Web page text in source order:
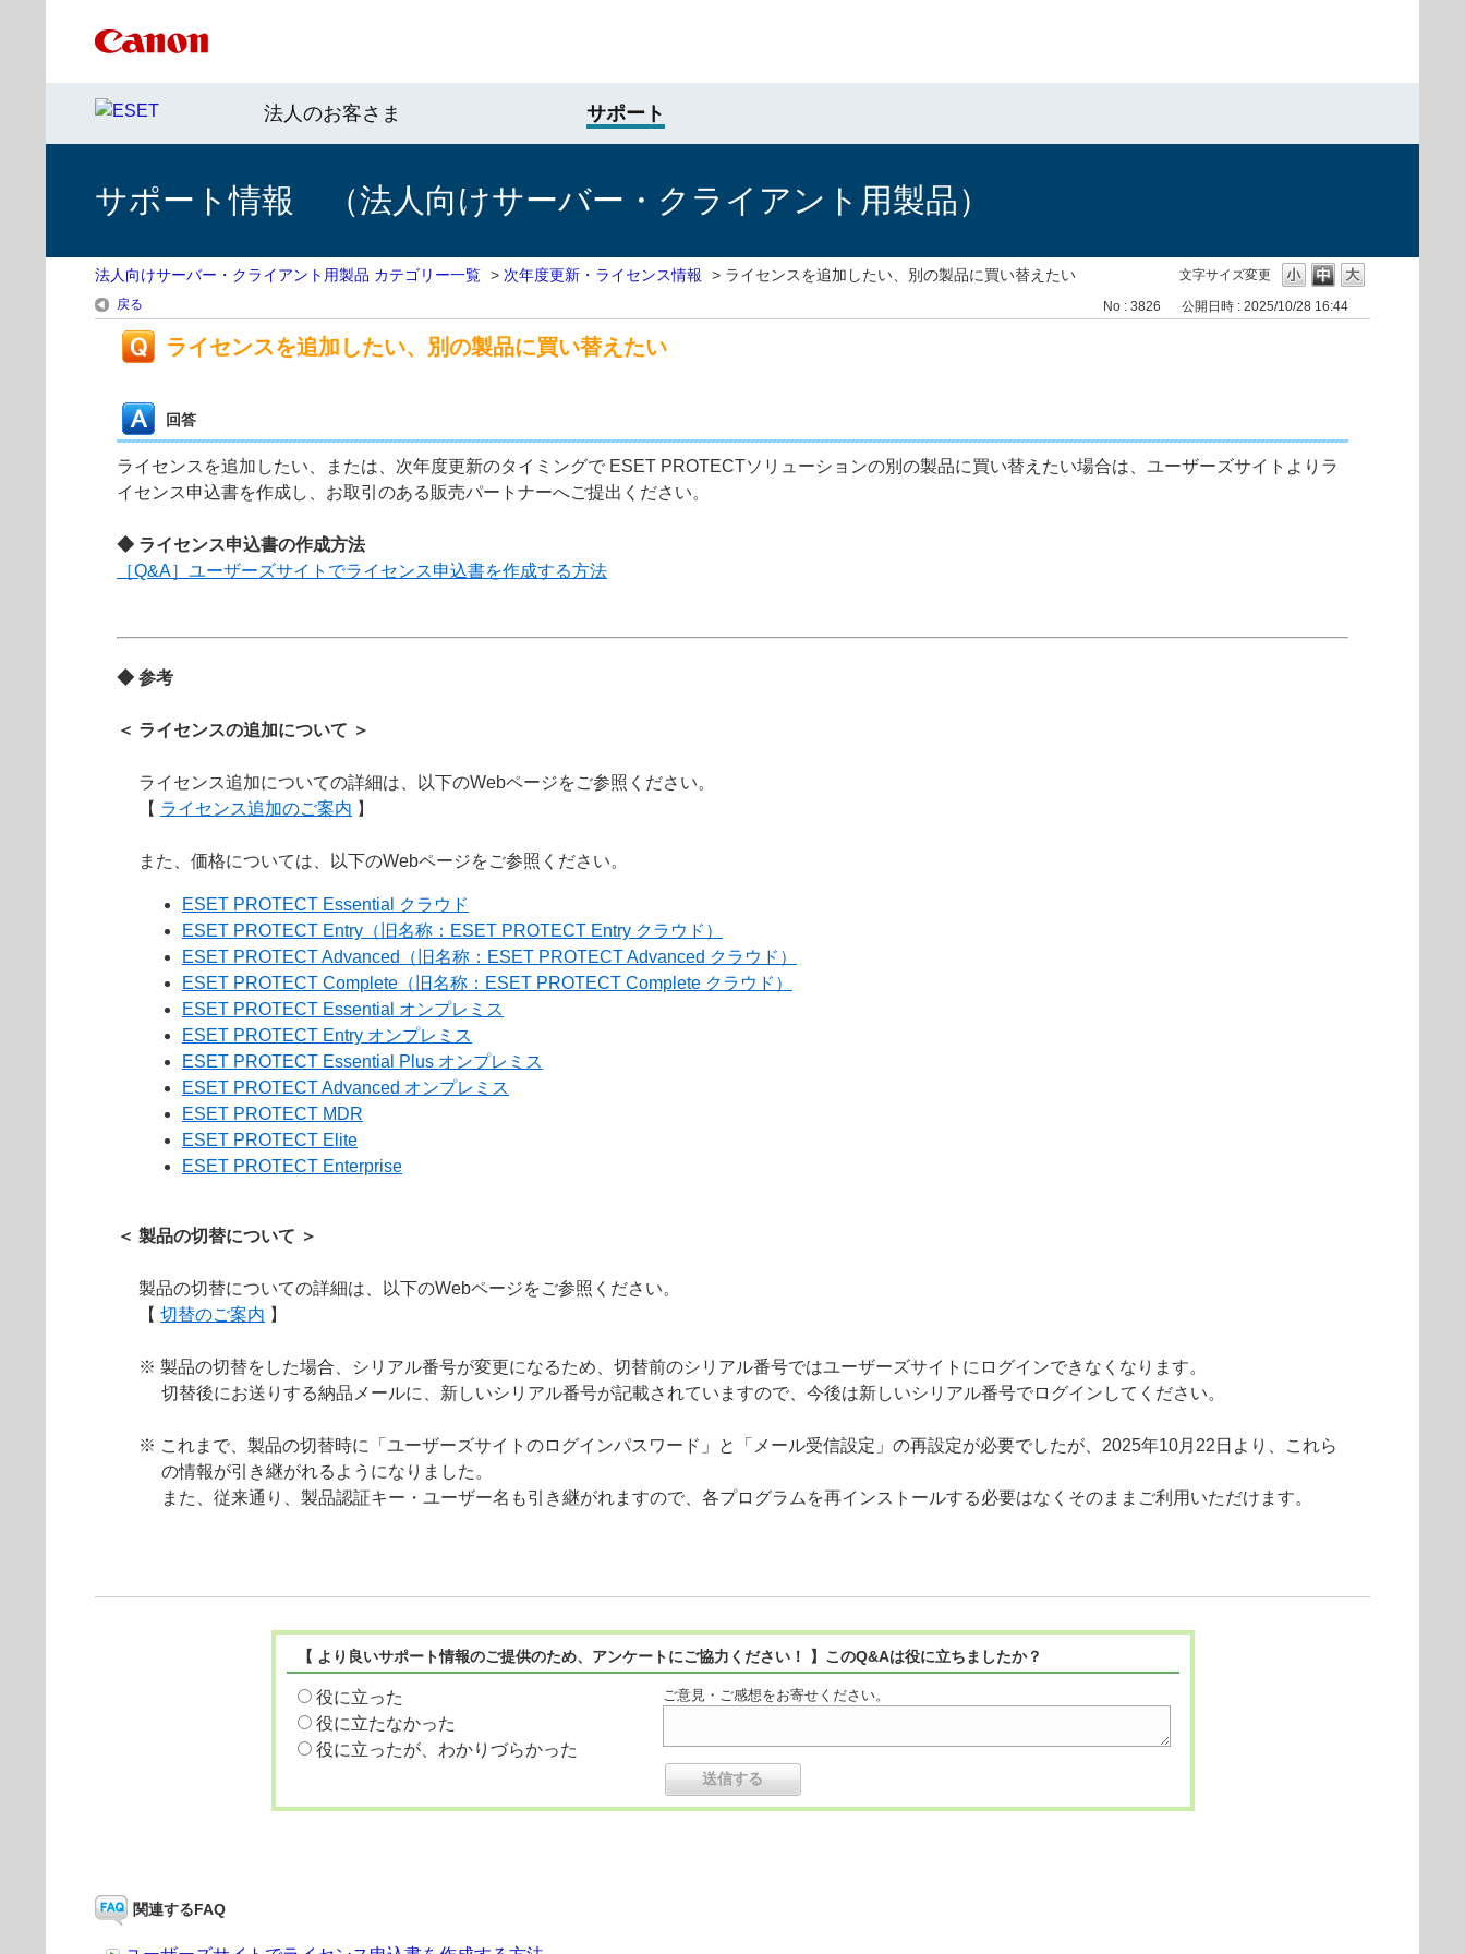
法人のお客さま サポート
サポート情報 （法人向けサーバー・クライアント用製品）
文字サイズ変更
法人向けサーバー・クライアント用製品 カテゴリー一覧 > 次年度更新・ライセンス情報 > ライセンスを追加したい、別の製品に買い替えたい
戻る No : 3826 公開日時 : 2025/10/28 16:44
ライセンスを追加したい、別の製品に買い替えたい
回答
ライセンスを追加したい、または、次年度更新のタイミングで ESET PROTECTソリューションの別の製品に買い替えたい場合は、ユーザーズサイトよりラ
イセンス申込書を作成し、お取引のある販売パートナーへご提出ください。
◆ ライセンス申込書の作成方法
［Q&A］ユーザーズサイトでライセンス申込書を作成する方法
◆ 参考
＜ ライセンスの追加について ＞
ライセンス追加についての詳細は、以下のWebページをご参照ください。
【 ライセンス追加のご案内 】
また、価格については、以下のWebページをご参照ください。
ESET PROTECT Essential クラウド
ESET PROTECT Entry（旧名称：ESET PROTECT Entry クラウド）
ESET PROTECT Advanced（旧名称：ESET PROTECT Advanced クラウド）
ESET PROTECT Complete（旧名称：ESET PROTECT Complete クラウド）
ESET PROTECT Essential オンプレミス
ESET PROTECT Entry オンプレミス
ESET PROTECT Essential Plus オンプレミス
ESET PROTECT Advanced オンプレミス
ESET PROTECT MDR
ESET PROTECT Elite
ESET PROTECT Enterprise
＜ 製品の切替について ＞
製品の切替についての詳細は、以下のWebページをご参照ください。
【 切替のご案内 】
※ 製品の切替をした場合、シリアル番号が変更になるため、切替前のシリアル番号ではユーザーズサイトにログインできなくなります。
切替後にお送りする納品メールに、新しいシリアル番号が記載されていますので、今後は新しいシリアル番号でログインしてください。
※ これまで、製品の切替時に「ユーザーズサイトのログインパスワード」と「メール受信設定」の再設定が必要でしたが、2025年10月22日より、これら
の情報が引き継がれるようになりました。
また、従来通り、製品認証キー・ユーザー名も引き継がれますので、各プログラムを再インストールする必要はなくそのままご利用いただけます。
【 より良いサポート情報のご提供のため、アンケートにご協力ください！ 】このQ&Aは役に立ちましたか？
役に立った
役に立たなかった
役に立ったが、わかりづらかった
ご意見・ご感想をお寄せください。
関連するFAQ